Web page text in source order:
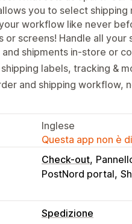
you to select
workflow like never
or screens! Handle all
shipments in-store or
labels, tracking &
and shipping workflow,
Inglese
Questa app non è
Check-out
PostNord portal
Spedizione